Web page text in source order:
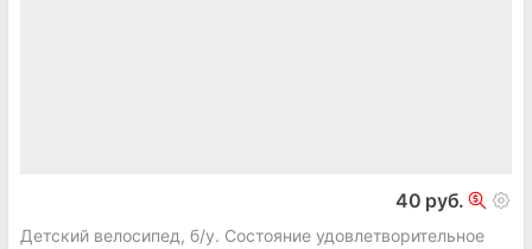
40 руб.
Детский велосипед, б/у. Состояние удовлетворительное